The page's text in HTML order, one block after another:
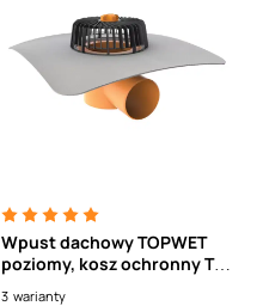
Wpust dachowy TOPWET
poziomy, kosz ochronny TW
3 warianty